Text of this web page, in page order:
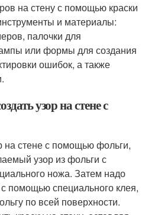
на стену с помощью краски
и материалы:
палочки для
или формы для создания
ошибок, а также
узор на стене с
на стене с помощью фольги,
узор из фольги с
ножа. Затем надо
помощью специального клея,
по всей поверхности.